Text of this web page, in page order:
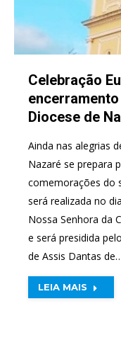
Celebração
Diocese de
Ainda nas alegrias
Nazaré se prepara
comemorações do
será realizada no
Nossa Senhora da
e será presidida
de Assis Dantas
LEIA MAIS